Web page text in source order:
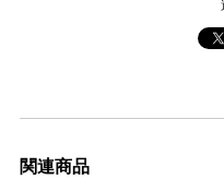
関連商品